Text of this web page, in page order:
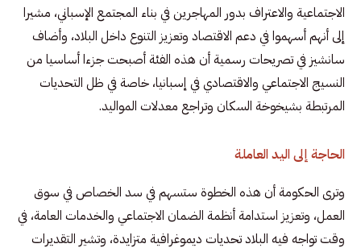
الاجتماعية والاعتراف بدور المهاجرين في بناء المجتمع الإسباني، مشيرا
إلى أنهم أسهموا في دعم الاقتصاد وتعزيز التنوع داخل البلاد، وأضاف
سانشيز في تصريحات رسمية أن هذه الفئة أصبحت جزءا أساسيا من
النسيج الاجتماعي والاقتصادي في إسبانيا، خاصة في ظل التحديات
المرتبطة بشيخوخة السكان وتراجع معدلات المواليد.
الحاجة إلى اليد العاملة
وترى الحكومة أن هذه الخطوة ستسهم في سد الخصاص في سوق
العمل، وتعزيز استدامة أنظمة الضمان الاجتماعي والخدمات العامة، في
وقت تواجه فيه البلاد تحديات ديموغرافية متزايدة، وتشير التقديرات